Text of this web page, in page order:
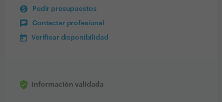
Pedir presupuestos
Contactar profesional
Verificar disponibilidad
Información validada